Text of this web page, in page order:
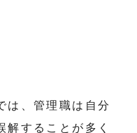
は、管理職は自分
解することが多く